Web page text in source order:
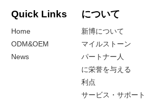
Quick Links
Home
ODM&OEM
News
について
新博について
マイルストーン
パートナー人
に栄誉を与える
利点
サービス・サポート